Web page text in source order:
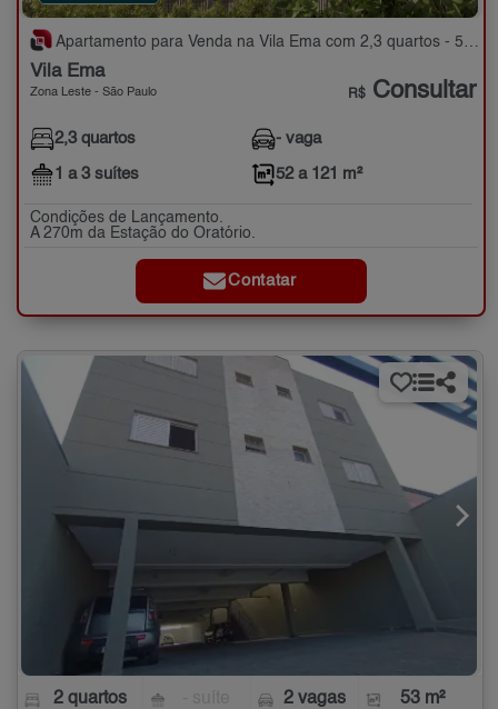
Apartamento para Venda na Vila Ema com 2,3 quartos - 52 a 121 m²
Vila Ema
Zona Leste - São Paulo R$ Consultar
2,3 quartos
1 a 3 suítes
- vaga
52 a 121 m²
Condições de Lançamento.
A 270m da Estação do Oratório.
Contatar
2 quartos 2 vagas 53 m²